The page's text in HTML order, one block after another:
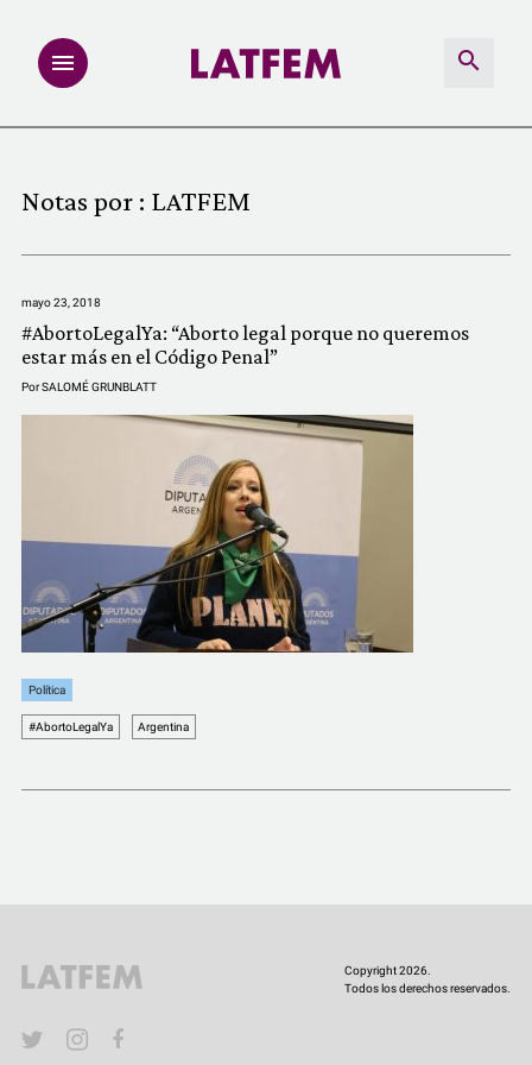
INVESTIGACIONES
REDACCIÓN ABIERTA
LATFEMLAB.
COMUNIDAD
QUIÉNES SOMOS
Notas por : LATFEM
mayo 23, 2018
#AbortoLegalYa: “Aborto legal porque no queremos
estar más en el Código Penal”
PorSALOMÉ GRUNBLATT
Política
#AbortoLegalYa Argentina
Copyright 2026.
Todos los derechos reservados.